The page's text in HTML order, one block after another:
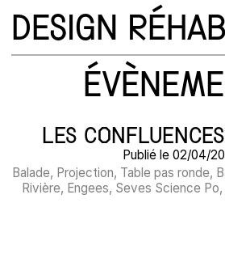
DESIGN
LES
Publié le 02/04/
Balade, Projection, Table pas ronde,
Rivière, Engees, Seves Science Po,